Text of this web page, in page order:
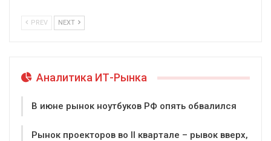
PREV NEXT
Аналитика ИТ-Рынка
В июне рынок ноутбуков РФ опять обвалился
Рынок проекторов во II квартале – рывок вверх,